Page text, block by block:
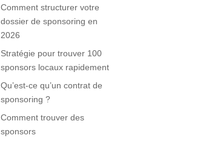
Comment structurer votre
dossier de sponsoring en
2026
Stratégie pour trouver 100
sponsors locaux rapidement
Qu’est-ce qu’un contrat de
sponsoring ?
Comment trouver des
sponsors